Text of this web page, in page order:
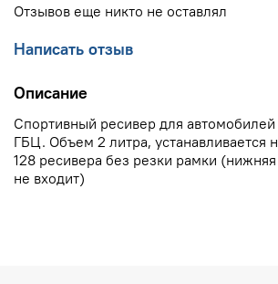
Отзывов еще никто не оставлял
Написать отзыв
Описание
Спортивный ресивер для автомобилей
ГБЦ. Объем 2 литра, устанавливается
128 ресивера без резки рамки
не входит)